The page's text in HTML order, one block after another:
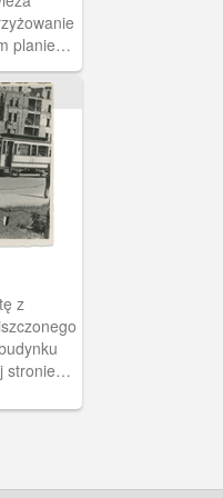
planie
z
stronie
Hof